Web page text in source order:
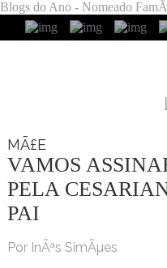
Blogs do Ano - Nomeado
MÃ£E
VAMOS
PELA
PAI
Por InÃªs SimÃµes